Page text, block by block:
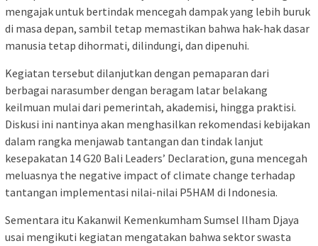
mengajak untuk bertindak mencegah dampak yang lebih buruk
di masa depan, sambil tetap memastikan bahwa hak-hak dasar
manusia tetap dihormati, dilindungi, dan dipenuhi.
Kegiatan tersebut dilanjutkan dengan pemaparan dari
berbagai narasumber dengan beragam latar belakang
keilmuan mulai dari pemerintah, akademisi, hingga praktisi.
Diskusi ini nantinya akan menghasilkan rekomendasi kebijakan
dalam rangka menjawab tantangan dan tindak lanjut
kesepakatan 14 G20 Bali Leaders’ Declaration, guna mencegah
meluasnya the negative impact of climate change terhadap
tantangan implementasi nilai-nilai P5HAM di Indonesia.
Sementara itu Kakanwil Kemenkumham Sumsel Ilham Djaya
usai mengikuti kegiatan mengatakan bahwa sektor swasta